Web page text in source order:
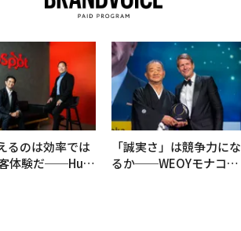
るのは効率では
体験だ──Hub
「誠実さ」は競争力にな
るか──WEOYモナコで